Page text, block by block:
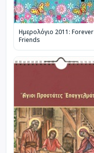
Ημερολόγιο 2011: Forever
Friends